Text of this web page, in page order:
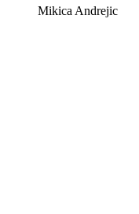
Mikica Andrejic